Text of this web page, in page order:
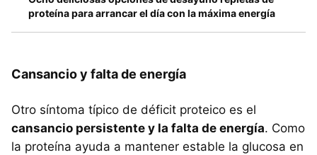
proteína para arrancar el día con la máxima energía
Cansancio y falta de energía
Otro síntoma típico de déficit proteico es el
cansancio persistente y la falta de energía. Como
la proteína ayuda a mantener estable la glucosa en